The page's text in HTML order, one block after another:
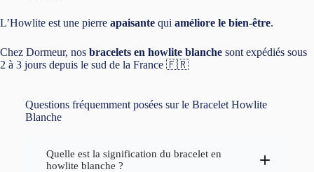
L’Howlite est une pierre apaisante qui améliore le bien-être.
Chez Dormeur, nos bracelets en howlite blanche sont expédiés sous
2 à 3 jours depuis le sud de la France 🇫🇷
Questions fréquemment posées sur le Bracelet Howlite
Blanche
Quelle est la signification du bracelet en
howlite blanche ?